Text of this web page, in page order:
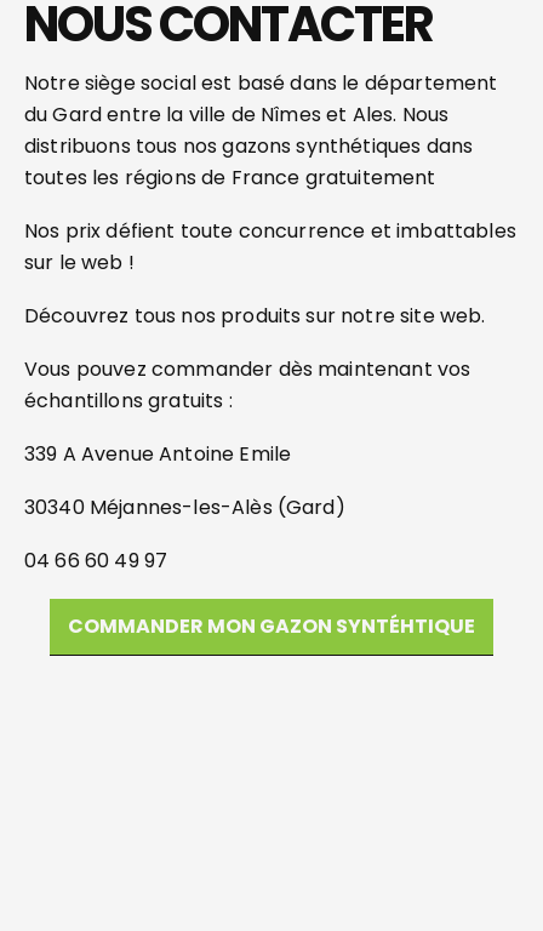
NOUS CONTACTER
Notre siège social est basé dans le département
du Gard entre la ville de Nîmes et Ales. Nous
distribuons tous nos gazons synthétiques dans
toutes les régions de France gratuitement
Nos prix défient toute concurrence et imbattables
sur le web !
Découvrez tous nos produits sur notre site web.
Vous pouvez commander dès maintenant vos
échantillons gratuits :
339 A Avenue Antoine Emile
30340 Méjannes-les-Alès (Gard)
04 66 60 49 97
COMMANDER MON GAZON SYNTÉHTIQUE